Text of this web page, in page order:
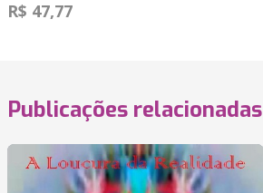
R$ 47,77
Publicações relacionadas